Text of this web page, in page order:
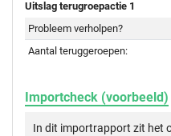
Uitslag terugroepactie 1
Probleem verholpen?
Aantal teruggeroepen:
Importcheck (voorbeeld)
In dit importrapport zit het